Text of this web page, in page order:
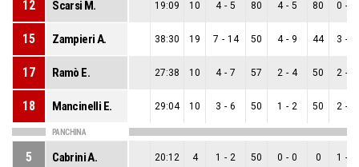
12 Scarsi M. 19:09 10 4 - 5 80 4 - 5 80 0 -
15 Zampieri A. 38:30 19 7 - 14 50 4 - 9 44 3 -
17 Ramò E. 27:38 10 4 - 7 57 2 - 4 50 2 -
18 Mancinelli E. 29:04 10 3 - 6 50 1 - 2 50 2 -
PANCHINA
5 Cabrini A. 20:12 4 1 - 2 50 0 - 0 0 1 -